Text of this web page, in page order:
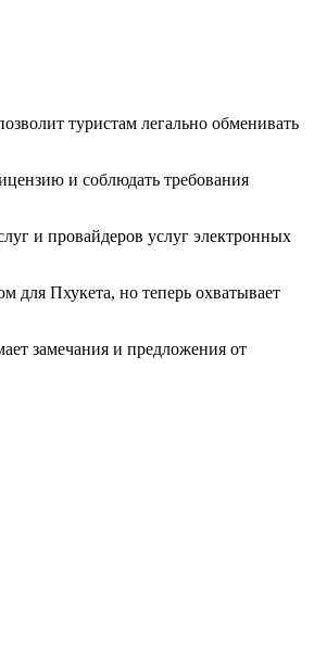
туристам легально обменивать
и соблюдать требования
и провайдеров услуг электронных
для Пхукета, но теперь охватывает
замечания и предложения от